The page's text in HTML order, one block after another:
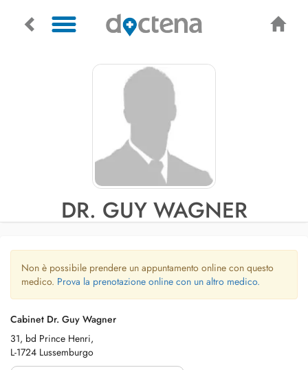
DR. GUY WAGNER
Non è possibile prendere un appuntamento online con questo
medico. Prova la prenotazione online con un altro medico.
Cabinet Dr. Guy Wagner
31, bd Prince Henri,
L-1724 Lussemburgo